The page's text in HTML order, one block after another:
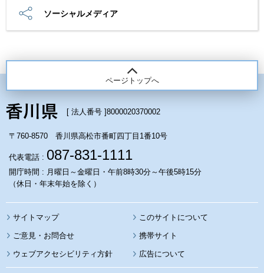
ソーシャルメディア
ページトップへ
[ 法人番号 ]8000020370002
〒760-8570 香川県高松市番町四丁目1番10号
代表電話 : 087-831-1111
開庁時間 : 月曜日～金曜日・午前8時30分～午後5時15分
（休日・年末年始を除く）
サイトマップ このサイトについて
携帯サイト
ウェブアクセシビリティ方針 広告について